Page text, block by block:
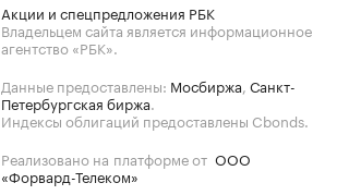
Акции и спецпредложения РБК
Владельцем сайта является информационное
агентство «РБК».
Данные предоставлены: Мосбиржа, Санкт-
Петербургская биржа.
Индексы облигаций предоставлены Cbonds.
Реализовано на платформе от ООО
«Форвард-Телеком»